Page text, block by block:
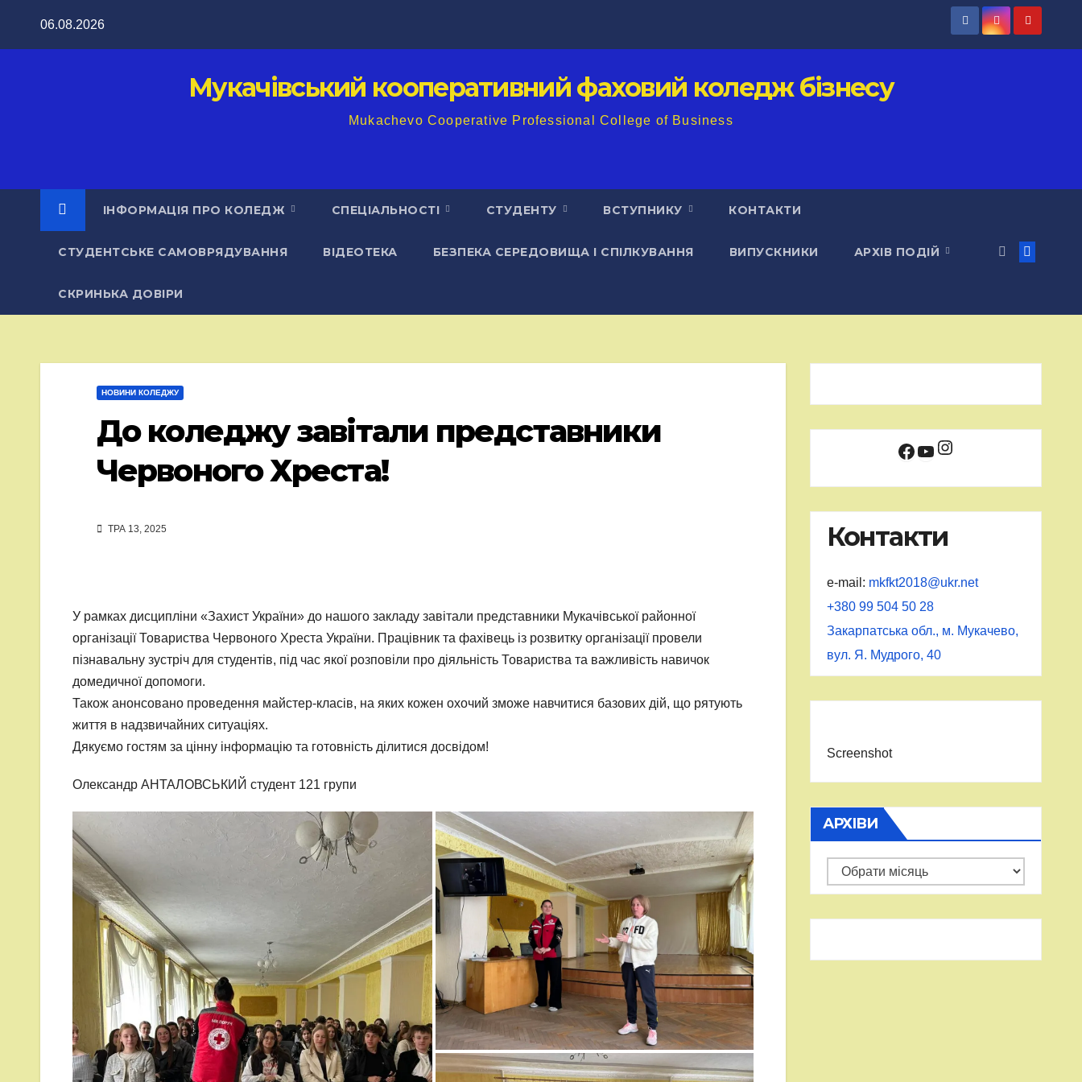
06.08.2026
Мукачівський кооперативний фаховий коледж бізнесу
Mukachevo Cooperative Professional College of Business
ІНФОРМАЦІЯ ПРО КОЛЕДЖ СПЕЦІАЛЬНОСТІ СТУДЕНТУ ВСТУПНИКУ КОНТАКТИ
СТУДЕНТСЬКЕ САМОВРЯДУВАННЯ ВІДЕОТЕКА БЕЗПЕКА СЕРЕДОВИЩА І СПІЛКУВАННЯ ВИПУСКНИКИ АРХІВ ПОДІЙ
СКРИНЬКА ДОВІРИ
НОВИНИ КОЛЕДЖУ
До коледжу завітали представники
Червоного Хреста!
ТРА 13, 2025
У рамках дисципліни «Захист України» до нашого закладу завітали представники Мукачівської районної
організації Товариства Червоного Хреста України. Працівник та фахівець із розвитку організації провели
пізнавальну зустріч для студентів, під час якої розповіли про діяльність Товариства та важливість навичок
домедичної допомоги.
Також анонсовано проведення майстер-класів, на яких кожен охочий зможе навчитися базових дій, що рятують
життя в надзвичайних ситуаціях.
Дякуємо гостям за цінну інформацію та готовність ділитися досвідом!
Олександр АНТАЛОВСЬКИЙ студент 121 групи
Facebook
YouTube
Instagram
Контакти
e-mail: mkfkt2018@ukr.net
+380 99 504 50 28
Закарпатська обл., м. Мукачево,
вул. Я. Мудрого, 40
Screenshot
АРХІВИ
Архіви